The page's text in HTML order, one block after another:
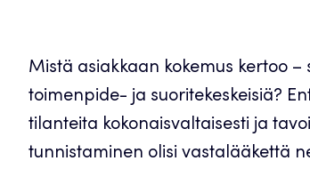
Mistä asiakkaan kokemus kertoo
toimenpide- ja suoritekeskeisiä?
tilanteita kokonaisvaltaisesti ja
tunnistaminen olisi vastalääkettä